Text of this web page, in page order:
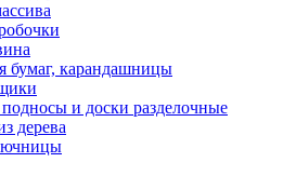
бумаг, карандашницы
и доски разделочные
дерева